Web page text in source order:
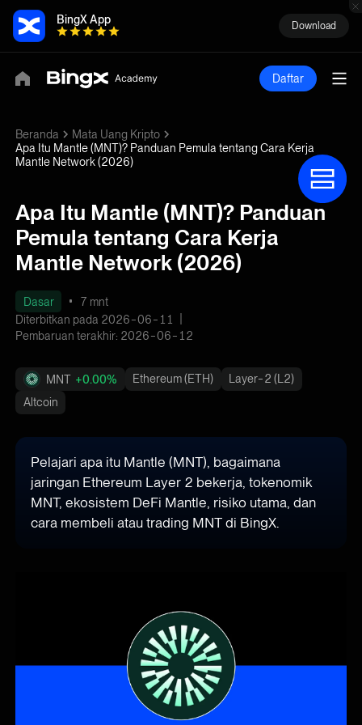
BingX App Download
Daftar
Beranda
Mata Uang Kripto
Apa Itu Mantle (MNT)? Panduan Pemula tentang Cara Kerja
Mantle Network (2026)
Apa Itu Mantle (MNT)? Panduan
Pemula tentang Cara Kerja
Mantle Network (2026)
Dasar
7 mnt
Diterbitkan pada 2026-06-11
Pembaruan terakhir: 2026-06-12
MNT +0.00% Ethereum (ETH)
Layer-2 (L2)
Altcoin
Pelajari apa itu Mantle (MNT), bagaimana
jaringan Ethereum Layer 2 bekerja, tokenomik
MNT, ekosistem DeFi Mantle, risiko utama, dan
cara membeli atau trading MNT di BingX.